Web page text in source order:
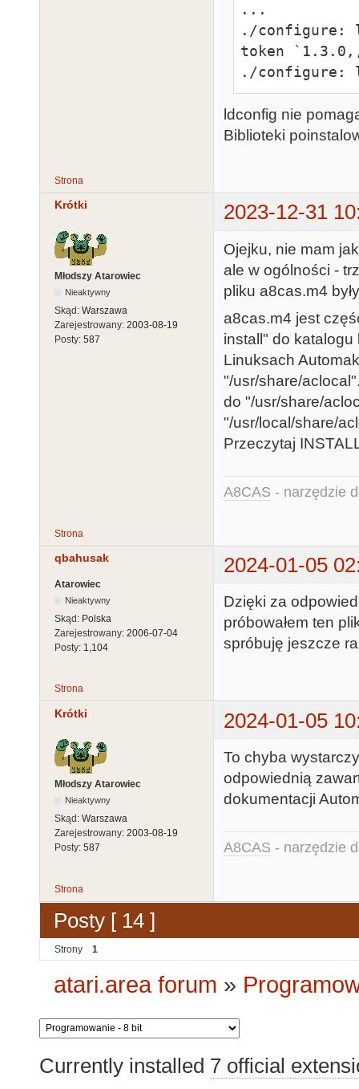
...
./configure:
token
./configure:
ldconfig nie
Biblioteki
Strona
Krótki 2023-12-31
Młodszy Atarowiec
Nieaktywny
Skąd: Warszawa
Zarejestrowany: 2003-08-19
Posty: 587
Ojejku, nie mam
ale w ogólności -
pliku a8cas.m4
a8cas.m4 jest
install" do
Linuksach
"/usr/share/
do "/usr/share/
"/usr/local/share/
Przeczytaj
A8CAS - narzędzie
Strona
qbahusak 2024-01-05
Atarowiec
Nieaktywny
Skąd: Polska
Zarejestrowany: 2006-07-04
Posty: 1,104
Dzięki za
próbowałem ten
spróbuję jeszcze
Strona
Krótki 2024-01-05
Młodszy Atarowiec
Nieaktywny
Skąd: Warszawa
Zarejestrowany: 2003-08-19
Posty: 587
To chyba
odpowiednią
dokumentacji
A8CAS - narzędzie
Strona
Posty [ 14 ]
Strony 1
atari.area forum »
Currently installed 7 official